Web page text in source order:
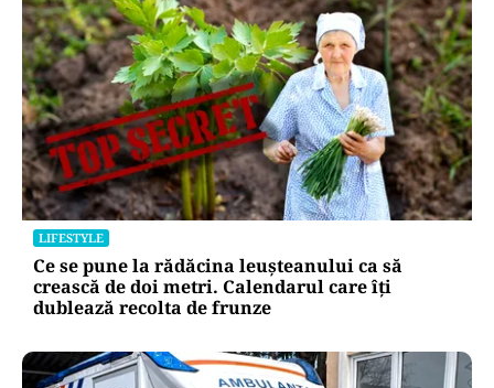
LIFESTYLE
Ce se pune la rădăcina leușteanului ca să
crească de doi metri. Calendarul care îți
dublează recolta de frunze